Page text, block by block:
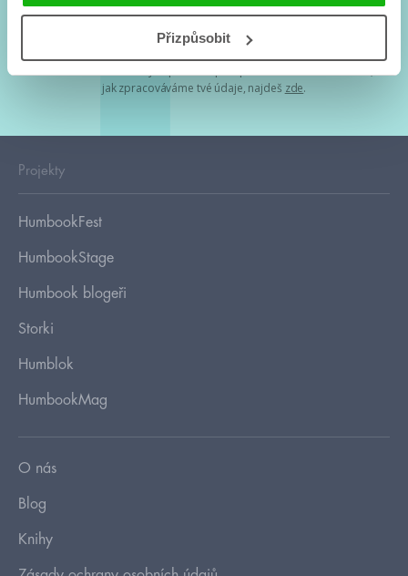
Přizpůsobit
Tvá e-mailová adresa je u nás v bezpečí. Přečti si
jak zpracováváme tvé údaje, najdeš zde.
Projekty
HumbookFest
HumbookStage
Humbook blogeři
Storki
Humblok
HumbookMag
O nás
Blog
Knihy